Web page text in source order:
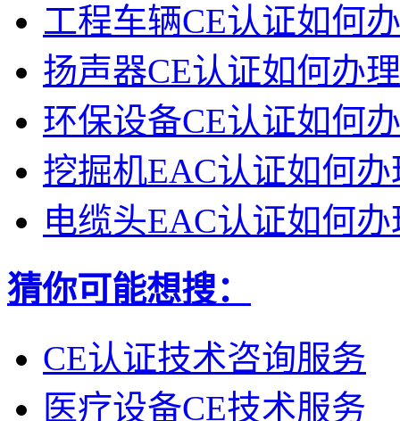
工程车辆CE认证如何
扬声器CE认证如何办理
环保设备CE认证如何
挖掘机EAC认证如何
电缆头EAC认证如何办
猜你可能想搜：
CE认证技术咨询服务
医疗设备CE技术服务